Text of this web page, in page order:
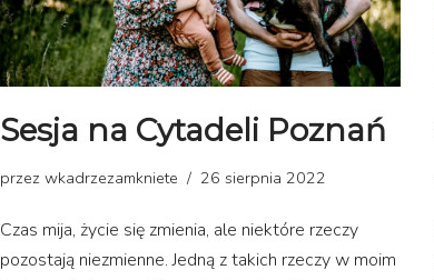
Sesja na Cytadeli Poznań
przez wkadrzezamkniete 26 sierpnia 2022
Czas mija, życie się zmienia, ale niektóre rzeczy
pozostają niezmienne. Jedną z takich rzeczy w moim